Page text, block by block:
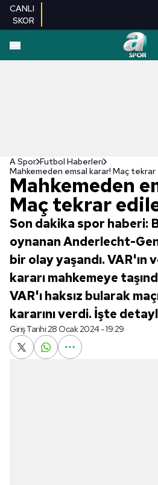
CANLI
SKOR
A Spor Futbol Haberleri
Mahkemeden emsal karar! Maç
Mahkemeden
Maç tekrar
Son dakika spor haberi:
oynanan Anderlecht-
bir olay yaşandı.
kararı mahkemeye
VAR'ı haksız bularak
kararını verdi. İşte
Giriş Tarihi:28 Ocak 2024 - 19:29